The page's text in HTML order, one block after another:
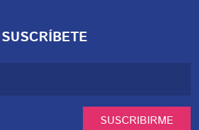
SUSCRÍBETE
SUSCRIBIRME